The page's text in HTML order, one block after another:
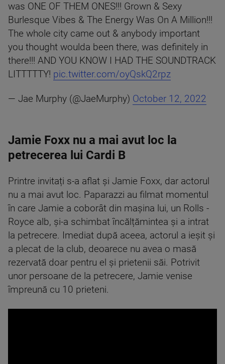
was ONE OF THEM ONES!!! Grown & Sexy
Burlesque Vibes & The Energy Was On A Million!!!
The whole city came out & anybody important
you thought woulda been there, was definitely in
there!!! AND YOU KNOW I HAD THE SOUNDTRACK
LITTTTTY! pic.twitter.com/oyQskQ2rpz
— Jae Murphy (@JaeMurphy) October 12, 2022
Jamie Foxx nu a mai avut loc la
petrecerea lui Cardi B
Printre invitați s-a aflat și Jamie Foxx, dar actorul
nu a mai avut loc. Paparazzi au filmat momentul
în care Jamie a coborât din mașina lui, un Rolls -
Royce alb, și-a schimbat încălțămintea și a intrat
la petrecere. Imediat după aceea, actorul a ieșit și
a plecat de la club, deoarece nu avea o masă
rezervată doar pentru el și prietenii săi. Potrivit
unor persoane de la petrecere, Jamie venise
împreună cu 10 prieteni.